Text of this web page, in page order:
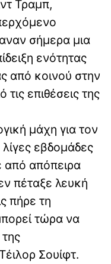
Τραμπ,
σήμερα μια
ενότητας
από κοινού στην
επιθέσεις της
μάχη για τον
εβδομάδες
από απόπειρα
πέταξε λευκή
πήρε τη
τώρα να
Σουίφτ.